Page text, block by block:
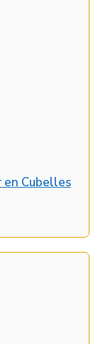
en Cubelles